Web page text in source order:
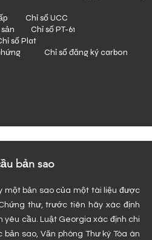
Chỉ số UCC
sản Chỉ số PT-61
Plat
Chỉ số đăng ký carbon
bản sao
một bản sao của một tài liệu được
thư, trước tiên hãy xác định
yêu cầu. Luật Georgia xác định chi
bản sao, Văn phòng Thư ký Tòa án